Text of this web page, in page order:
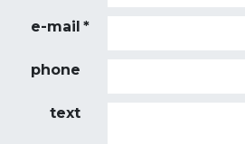
e-mail
phone
text